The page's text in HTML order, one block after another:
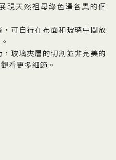
現天然祖母綠色澤各異的個
可自行在布面和玻璃中間放
玻璃夾層的切割並非完美的
看更多細節。